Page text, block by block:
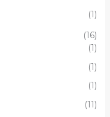
(1)
(16)
(1)
(1)
(1)
(11)